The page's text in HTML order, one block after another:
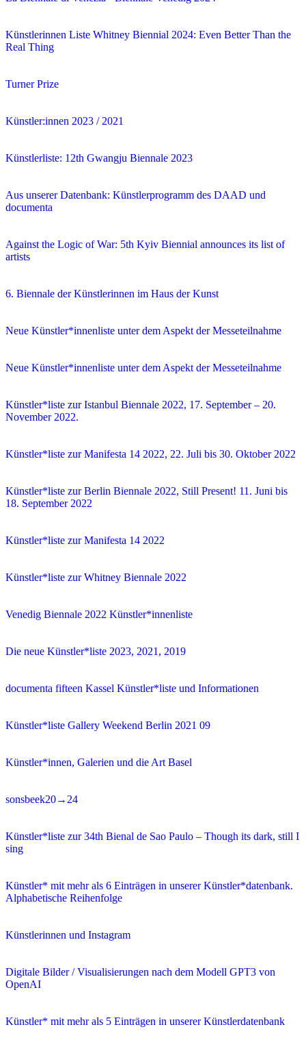
Künstlerinnen Liste Whitney Biennial 2024: Even Better Than the
Real Thing
Turner Prize
Künstler:innen 2023 / 2021
Künstlerliste: 12th Gwangju Biennale 2023
Aus unserer Datenbank: Künstlerprogramm des DAAD und
documenta
Against the Logic of War: 5th Kyiv Biennial announces its list of
artists
6. Biennale der Künstlerinnen im Haus der Kunst
Neue Künstler*innenliste unter dem Aspekt der Messeteilnahme
Neue Künstler*innenliste unter dem Aspekt der Messeteilnahme
Künstler*liste zur Istanbul Biennale 2022, 17. September – 20.
November 2022.
Künstler*liste zur Manifesta 14 2022, 22. Juli bis 30. Oktober 2022
Künstler*liste zur Berlin Biennale 2022, Still Present! 11. Juni bis
18. September 2022
Künstler*liste zur Manifesta 14 2022
Künstler*liste zur Whitney Biennale 2022
Venedig Biennale 2022 Künstler*innenliste
Die neue Künstler*liste 2023, 2021, 2019
documenta fifteen Kassel Künstler*liste und Informationen
Künstler*liste Gallery Weekend Berlin 2021 09
Künstler*innen, Galerien und die Art Basel
sonsbeek20→24
Künstler*liste zur 34th Bienal de Sao Paulo – Though its dark, still I
sing
Künstler* mit mehr als 6 Einträgen in unserer Künstler*datenbank.
Alphabetische Reihenfolge
Künstlerinnen und Instagram
Digitale Bilder / Visualisierungen nach dem Modell GPT3 von
OpenAI
Künstler* mit mehr als 5 Einträgen in unserer Künstlerdatenbank